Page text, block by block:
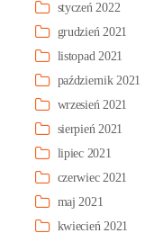
styczeń 2022
grudzień 2021
listopad 2021
październik 2021
wrzesień 2021
sierpień 2021
lipiec 2021
czerwiec 2021
maj 2021
kwiecień 2021